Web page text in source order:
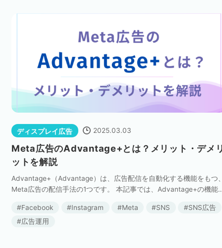
ディスプレイ広告 2025.03.03
Meta広告のAdvantage+とは？メリット・デメ
ットを解説
Advantage+（Advantage）は、広告配信を自動化する機能をもつ
Meta広告の配信手法の1つです。 本記事では、Advantage+の機能
します […]
Facebook Instagram Meta SNS
SNS広告
広告運用